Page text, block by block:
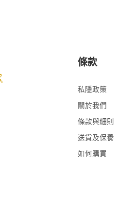
條款
私隱政策
關於我們
條款與細則
送貨及保養
如何購買